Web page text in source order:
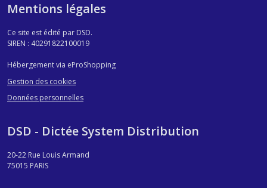
Mentions légales
Ce site est édité par DSD.
SIREN : 40291822100019
Hébergement via eProShopping
Gestion des cookies
Données personnelles
DSD - Dictée System Distribution
20-22 Rue Louis Armand
75015 PARIS